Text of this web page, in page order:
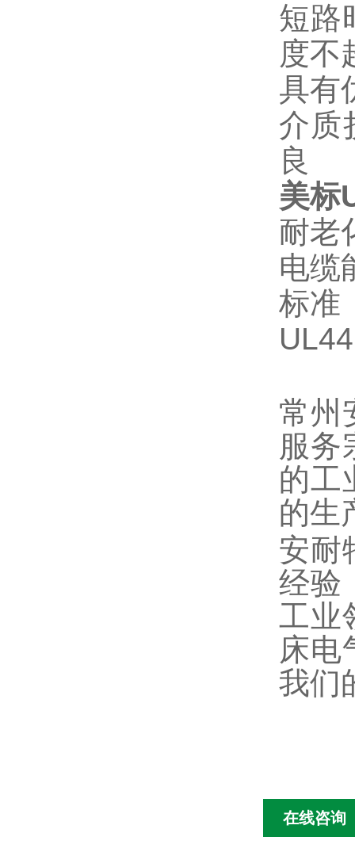
短路
度不
具有
介质
良
美标
耐老
电缆
标准
UL44
常州
服务
的工
的生
安耐
经验
工业
床电
我们
在线咨询